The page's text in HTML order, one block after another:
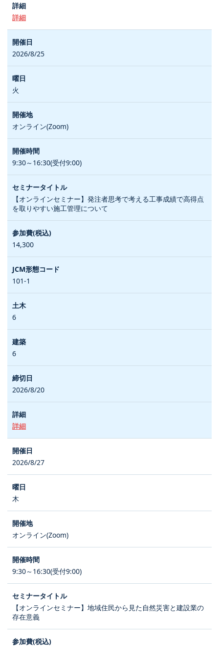
詳細
2026/8/25
火
オンライン(Zoom)
9:30～16:30(受付9:00)
【オンラインセミナー】発注者思考で考える工事成績で高得点
を取りやすい施工管理について
14,300
101-1
6
6
2026/8/20
詳細
2026/8/27
木
オンライン(Zoom)
9:30～16:30(受付9:00)
【オンラインセミナー】地域住民から見た自然災害と建設業の
存在意義